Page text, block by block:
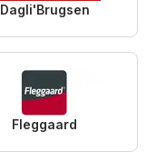
Dagli'Brugsen
Fleggaard